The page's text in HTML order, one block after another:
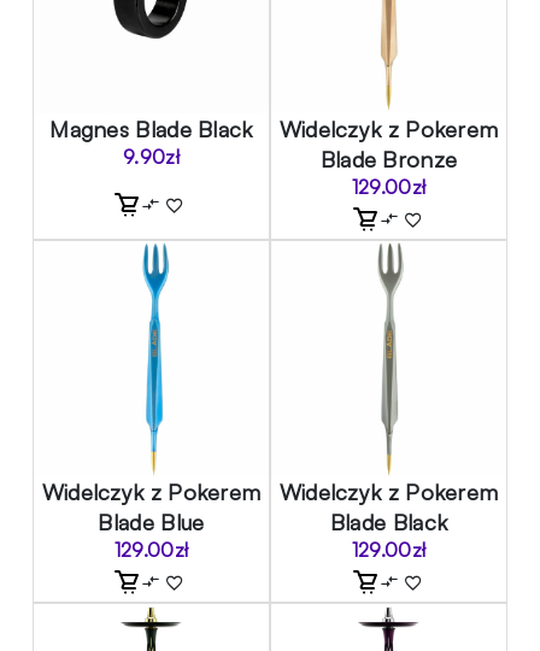
Magnes Blade Black
9.90zł
Widelczyk z Pokerem
Blade Bronze
129.00zł
Widelczyk z Pokerem
Blade Blue
129.00zł
Widelczyk z Pokerem
Blade Black
129.00zł